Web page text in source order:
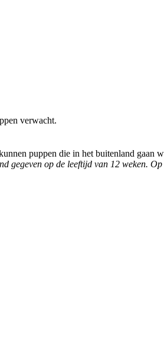
verwacht.
puppen die in het buitenland gaan
gegeven op de leeftijd van 12 weken.